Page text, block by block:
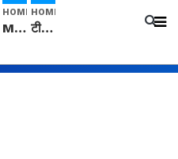
HOME
Mangalsutra: हिंदू धर्म में शादी के बाद मंगलसूत्र क्यों पहनती है महिलाएं, किसने शुरु की ये परंपरा
HOME
टीम बीकेई ने एग्रीकल्चर ग्रेड की यूरिया खाद गट्टों में बदलकर टेक्निकल ग्रेड में बेचने वालों पर करवाई कार्रवाई: लखविंदर सिंह औलख